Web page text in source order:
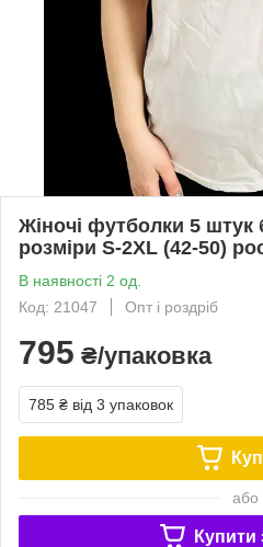
Жіночі футболки 5 штук
розміри S-2XL (42-50)
В наявності 2 од.
Код: 21047
Опт і роздріб
795 ₴/упаковка
785 ₴ від 3 упаковок
або
Купити